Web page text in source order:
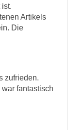
Artikels
Die
zufrieden.
fantastisch